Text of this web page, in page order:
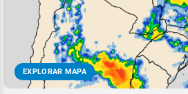
EXPLORAR MAPA